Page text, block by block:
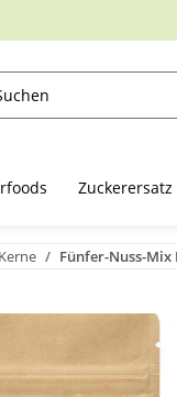
Zuckerersatz
Fünfer-Nuss-